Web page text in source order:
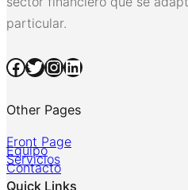
particular.
Facebook Twitter InstagramLinkedIn
Other Pages
Front Page
Equipo
Servicios
Contacto
Quick Links